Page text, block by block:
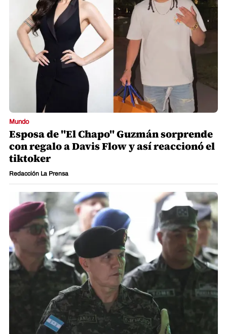
Mundo
Esposa de "El Chapo" Guzmán sorprende
con regalo a Davis Flow y así reaccionó el
tiktoker
Redacción La Prensa